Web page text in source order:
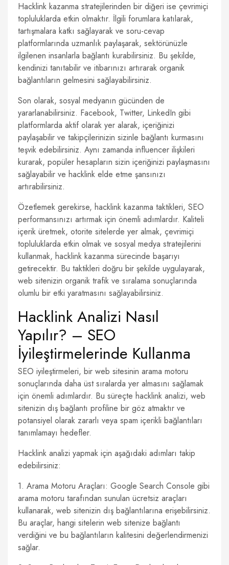
Hacklink kazanma stratejilerinden bir diğeri ise çevrimiçi
topluluklarda etkin olmaktır. İlgili forumlara katılarak,
tartışmalara katkı sağlayarak ve soru-cevap
platformlarında uzmanlık paylaşarak, sektörünüzle
ilgilenen insanlarla bağlantı kurabilirsiniz. Bu şekilde,
kendinizi tanıtabilir ve itibarınızı artırarak organik
bağlantıların gelmesini sağlayabilirsiniz.
Son olarak, sosyal medyanın gücünden de
yararlanabilirsiniz. Facebook, Twitter, LinkedIn gibi
platformlarda aktif olarak yer alarak, içeriğinizi
paylaşabilir ve takipçilerinizin sizinle bağlantı kurmasını
teşvik edebilirsiniz. Aynı zamanda influencer ilişkileri
kurarak, popüler hesapların sizin içeriğinizi paylaşmasını
sağlayabilir ve hacklink elde etme şansınızı
artırabilirsiniz.
Özetlemek gerekirse, hacklink kazanma taktikleri, SEO
performansınızı artırmak için önemli adımlardır. Kaliteli
içerik üretmek, otorite sitelerde yer almak, çevrimiçi
topluluklarda etkin olmak ve sosyal medya stratejilerini
kullanmak, hacklink kazanma sürecinde başarıyı
getirecektir. Bu taktikleri doğru bir şekilde uygulayarak,
web sitenizin organik trafik ve sıralama sonuçlarında
olumlu bir etki yaratmasını sağlayabilirsiniz.
Hacklink Analizi Nasıl
Yapılır? – SEO
İyileştirmelerinde Kullanma
SEO iyileştirmeleri, bir web sitesinin arama motoru
sonuçlarında daha üst sıralarda yer almasını sağlamak
için önemli adımlardır. Bu süreçte hacklink analizi, web
sitenizin dış bağlantı profiline bir göz atmaktır ve
potansiyel olarak zararlı veya spam içerikli bağlantıları
tanımlamayı hedefler.
Hacklink analizi yapmak için aşağıdaki adımları takip
edebilirsiniz:
1. Arama Motoru Araçları: Google Search Console gibi
arama motoru tarafından sunulan ücretsiz araçları
kullanarak, web sitenizin dış bağlantılarına erişebilirsiniz.
Bu araçlar, hangi sitelerin web sitenize bağlantı
verdiğini ve bu bağlantıların kalitesini değerlendirmenizi
sağlar.